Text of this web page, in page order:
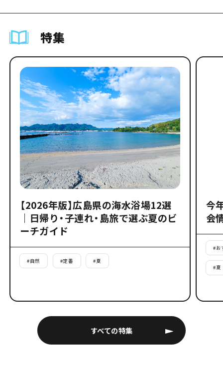
特集
すべての特集
【2026年版】広島県の海水浴場12選
｜日帰り・子連れ・島旅で選ぶ夏のビ
ーチガイド
#自然 #定番 #夏
今
会
#お
#夏